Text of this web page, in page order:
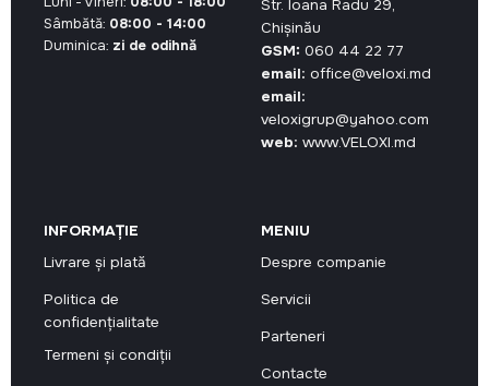
Str. Ioana Radu 29,
Chișinău
GSM: 060 44 22 77
email: office@veloxi.md
email:
veloxigrup@yahoo.com
web: www.VELOXI.md
INFORMAȚIE
Livrare și plată
Politica de
confidențialitate
Termeni și condiții
MENIU
Despre companie
Servicii
Parteneri
Contacte
Sâmbătă: 08:00 - 14:00
Duminica: zi de odihnă